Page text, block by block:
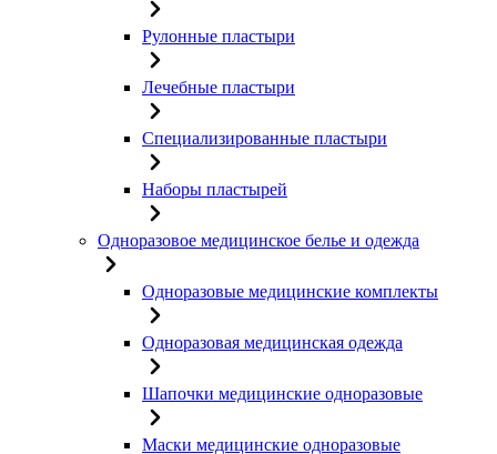
Рулонные пластыри
Лечебные пластыри
Специализированные пластыри
Наборы пластырей
Одноразовое медицинское белье и одежда
Одноразовые медицинские комплекты
Одноразовая медицинская одежда
Шапочки медицинские одноразовые
Маски медицинские одноразовые